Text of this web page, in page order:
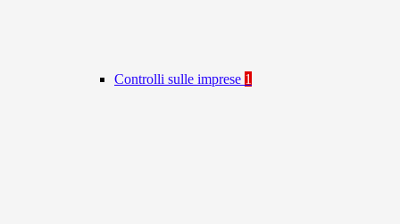
Controlli sulle imprese 1